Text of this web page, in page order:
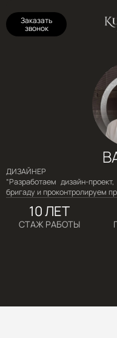
Заказать
звонок
at-
ДИЗАЙНЕР
“Разработаем дизайн-
бригаду и проконтролируем
10 ЛЕТ
СТАЖ РАБОТЫ